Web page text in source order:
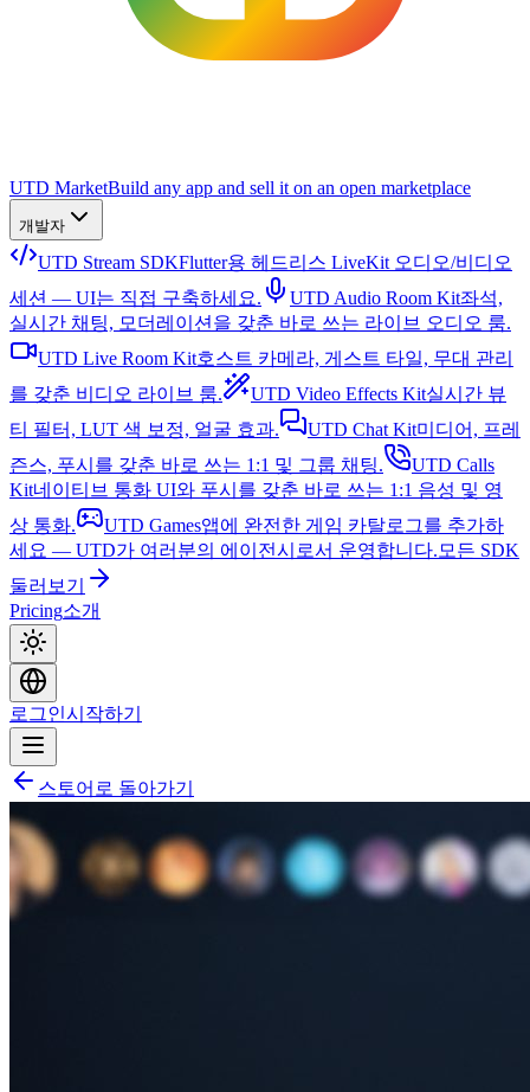
UTD MarketBuild any app and sell it on an open marketplace
개발자
UTD Stream SDKFlutter용 헤드리스 LiveKit 오디오/비디오
세션 — UI는 직접 구축하세요.
UTD Audio Room Kit좌석,
실시간 채팅, 모더레이션을 갖춘 바로 쓰는 라이브 오디오 룸.
UTD Live Room Kit호스트 카메라, 게스트 타일, 무대 관리
를 갖춘 비디오 라이브 룸.
UTD Video Effects Kit실시간 뷰
티 필터, LUT 색 보정, 얼굴 효과.
UTD Chat Kit미디어, 프레
즌스, 푸시를 갖춘 바로 쓰는 1:1 및 그룹 채팅.
UTD Calls
Kit네이티브 통화 UI와 푸시를 갖춘 바로 쓰는 1:1 음성 및 영
상 통화.
UTD Games앱에 완전한 게임 카탈로그를 추가하
세요 — UTD가 여러분의 에이전시로서 운영합니다. 모든 SDK
둘러보기
Pricing소개
로그인시작하기
스토어로 돌아가기